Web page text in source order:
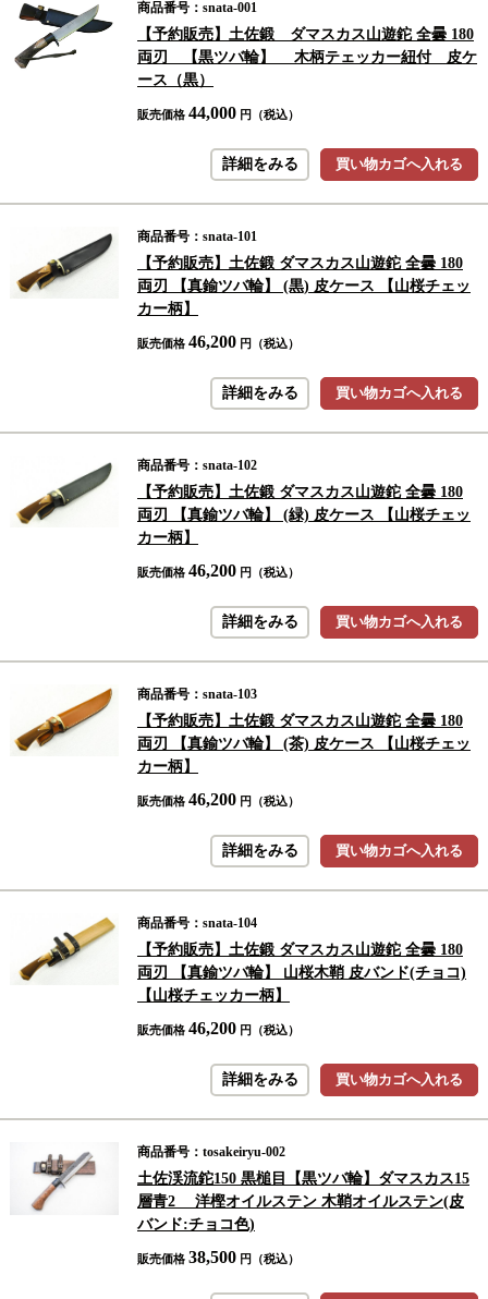
商品番号：snata-001
【予約販売】土佐鍛 ダマスカス山遊鉈 全曇 180
両刃 【黒ツバ輪】 木柄テェッカー紐付 皮ケ
ース（黒）
販売価格 44,000 円（税込）
買い物カゴへ入れる
詳細をみる
商品番号：snata-101
【予約販売】土佐鍛 ダマスカス山遊鉈 全曇 180
両刃 【真鍮ツバ輪】 (黒) 皮ケース 【山桜チェッ
カー柄】
販売価格 46,200 円（税込）
買い物カゴへ入れる
詳細をみる
商品番号：snata-102
【予約販売】土佐鍛 ダマスカス山遊鉈 全曇 180
両刃 【真鍮ツバ輪】 (緑) 皮ケース 【山桜チェッ
カー柄】
販売価格 46,200 円（税込）
買い物カゴへ入れる
詳細をみる
商品番号：snata-103
【予約販売】土佐鍛 ダマスカス山遊鉈 全曇 180
両刃 【真鍮ツバ輪】 (茶) 皮ケース 【山桜チェッ
カー柄】
販売価格 46,200 円（税込）
買い物カゴへ入れる
詳細をみる
商品番号：snata-104
【予約販売】土佐鍛 ダマスカス山遊鉈 全曇 180
両刃 【真鍮ツバ輪】 山桜木鞘 皮バンド(チョコ)
【山桜チェッカー柄】
販売価格 46,200 円（税込）
買い物カゴへ入れる
詳細をみる
商品番号：tosakeiryu-002
土佐渓流鉈150 黒槌目【黒ツバ輪】ダマスカス15
層青2 洋樫オイルステン 木鞘オイルステン(皮
バンド:チョコ色)
販売価格 38,500 円（税込）